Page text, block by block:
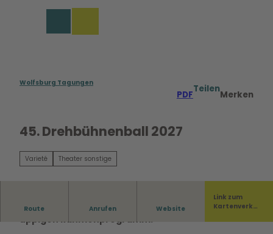
Wolfsburg Tagungen
PDF
Teilen
Merken
45. Drehbühnenball 2027
Varieté Theater sonstige
Route Anrufen Website
Link zum
Kartenverka
Der traditionelle Drehbühnenball mit seinem
üppigen Rahmenprogramm.